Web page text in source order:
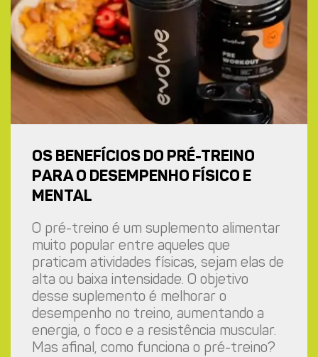
OS BENEFÍCIOS DO PRÉ-TREINO
PARA O DESEMPENHO FÍSICO E
MENTAL
O pré-treino é um suplemento alimentar
muito popular entre aqueles que
praticam atividades físicas, sejam elas de
alta ou baixa intensidade. O objetivo
desse suplemento é melhorar o
desempenho no treino, aumentando a
energia, o foco e a resistência muscular.
Mas afinal, como funciona o pré-treino?